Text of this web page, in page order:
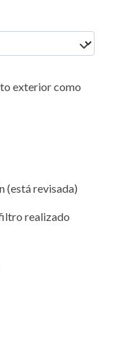
exterior como
(está revisada)
realizado